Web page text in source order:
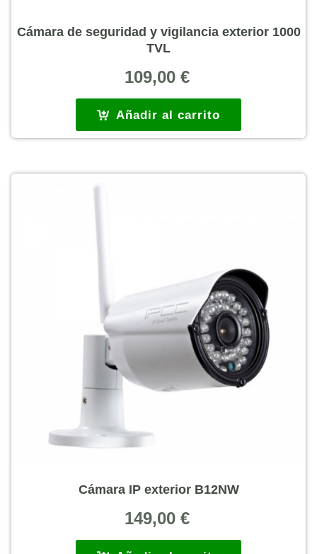
Cámara de seguridad y vigilancia exterior 1000
TVL
109,00 €
Añadir al carrito
Cámara IP exterior B12NW
149,00 €